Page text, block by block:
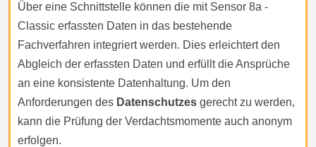
Über eine Schnittstelle können die mit Sensor 8a -
Classic erfassten Daten in das bestehende
Fachverfahren integriert werden. Dies erleichtert den
Abgleich der erfassten Daten und erfüllt die Ansprüche
an eine konsistente Datenhaltung. Um den
Anforderungen des Datenschutzes gerecht zu werden,
kann die Prüfung der Verdachtsmomente auch anonym
erfolgen.